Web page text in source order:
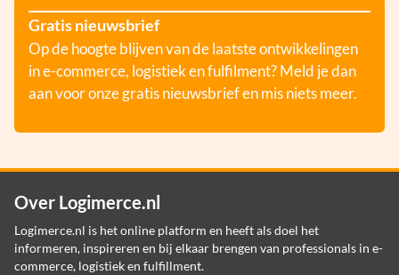
Gratis nieuwsbrief
Op de hoogte blijven van de laatste ontwikkelingen
in e-commerce, logistiek en fulfilment? Meld je dan
aan voor onze gratis nieuwsbrief en mis niets meer.
Over Logimerce.nl
Logimerce.nl is het online platform en heeft als doel het
informeren, inspireren en bij elkaar brengen van professionals in e-
commerce, logistiek en fulfillment.